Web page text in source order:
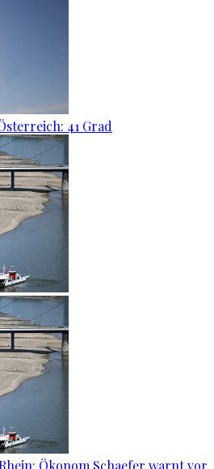
41 Grad
Ökonom Schaefer warnt vor